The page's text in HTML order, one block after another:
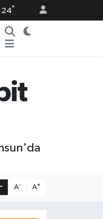
24°
A- A+